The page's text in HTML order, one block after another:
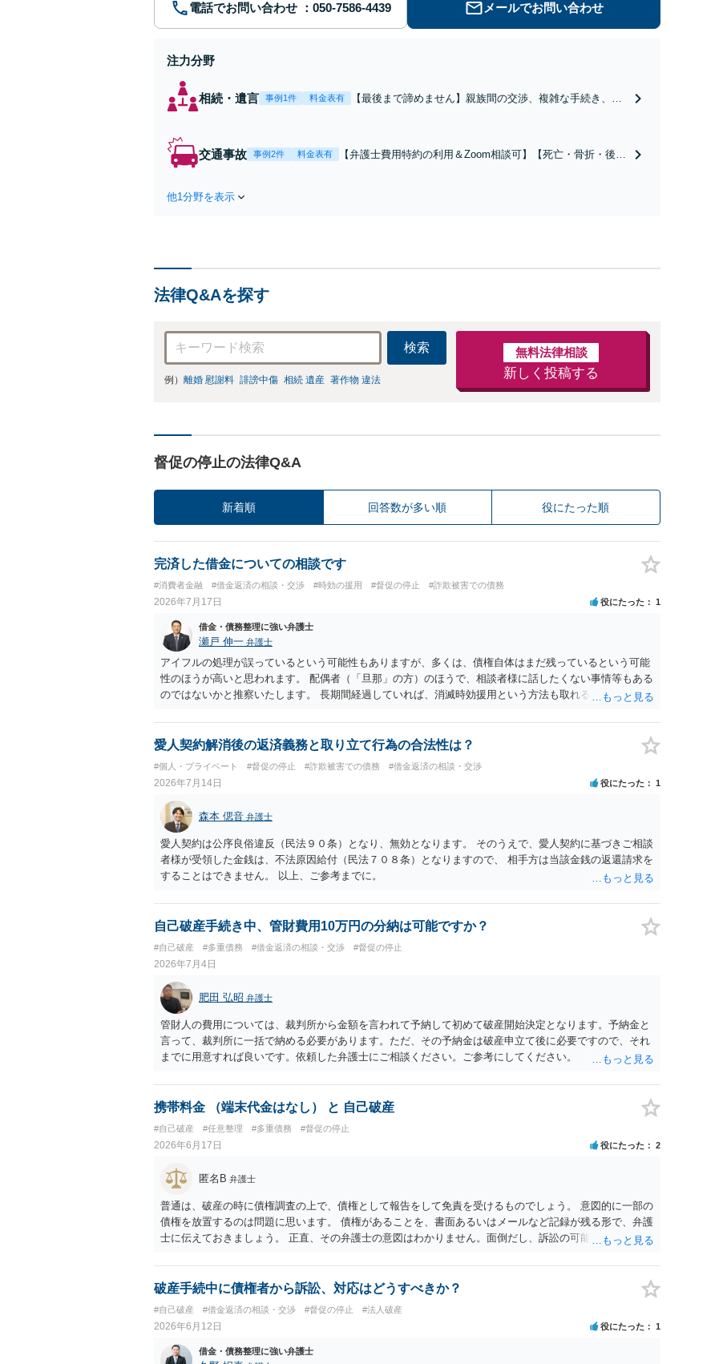
電話でお問い合わせ メールでお問い合わせ
注力分野
相続・遺言 事例1件 料金表有
【最後まで諦めません】親族間の交渉、複雑な手続き、全
能。【JR千葉駅近く】駐車場あり
交通事故 事例2件 料金表有
【弁護士費用特約の利用＆Zoom相談可】【死亡・骨折・後遺
他1分野を表示
法律Q&Aを探す
検索
例） 離婚 慰謝料 誹謗中傷 相続 遺産 著作物 違法
無料法律相談
新しく投稿する
督促の停止の法律Q&A
新着順 回答数が多い順 役にたった順
完済した借金についての相談です
#消費者金融 #借金返済の相談・交渉 #時効の援用 #督促の停止 #詐欺被害での債務
2026年7月17日 役にたった 1
借金・債務整理に強い弁護士
瀬戸 伸一 弁護士
アイフルの処理が誤っているという可能性もありますが、多くは、債権自体はまだ残っているという可能
性のほうが高いと思われます。 配偶者（「旦那」の方）のほうで、相談者様に話したくない事情等もある
のではないかと推察いたします。 長期間経過していれば、消滅時効援用という方法も取れる可能性がある
い事情もあるかもしれないのでおひとりで行ってもらうほうがいいかもしれません。 配偶者の債務がある
状態で配偶者が亡くなると債務を相談者様が相続するという状態になる（相続放棄などの亡くなってから
しょうか。
愛人契約解消後の返済義務と取り立て行為の合法性は？
#個人・プライベート #督促の停止 #詐欺被害での債務 #借金返済の相談・交渉
2026年7月14日 役にたった 1
森本 偲音 弁護士
愛人契約は公序良俗違反（民法９０条）となり、無効となります。 そのうえで、愛人契約に基づきご相談
者様が受領した金銭は、不法原因給付（民法７０８条）となりますので、 相手方は当該金銭の返還請求を
することはできません。 以上、ご参考までに。
自己破産手続き中、管財費用10万円の分納は可能ですか？
#自己破産 #多重債務 #借金返済の相談・交渉 #督促の停止
2026年7月4日
肥田 弘昭 弁護士
管財人の費用については、裁判所から金額を言われて予納して初めて破産開始決定となります。予納金と
言って、裁判所に一括で納める必要があります。ただ、その予納金は破産申立て後に必要ですので、それ
までに用意すれば良いです。依頼した弁護士にご相談ください。ご参考にしてください。
携帯料金 （端末代金はなし） と 自己破産
#自己破産 #任意整理 #多重債務 #督促の停止
2026年6月17日 役にたった 2
匿名B 弁護士
普通は、破産の時に債権調査の上で、債権として報告をして免責を受けるものでしょう。 意図的に一部の
債権を放置するのは問題に思います。 債権があることを、書面あるいはメールなど記録が残る形で、弁護
士に伝えておきましょう。 正直、その弁護士の意図はわかりません。面倒だし、訴訟の可能性も低いので
破産手続中に債権者から訴訟、対応はどうすべきか？
#自己破産 #借金返済の相談・交渉 #督促の停止 #法人破産
2026年6月12日 役にたった 1
借金・債務整理に強い弁護士